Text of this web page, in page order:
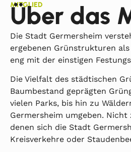
MITGLIED
Über das
Die Stadt Germersheim
ergebenen Grünstrukturen
eng mit der einstigen
Die Vielfalt des städtischen
Baumbestand geprägten
vielen Parks, bis hin zu
Germersheim umgeben.
denen sich die Stadt
Kreisverkehre oder